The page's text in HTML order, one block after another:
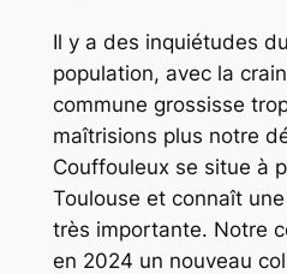
Il y a des inquiétudes
population, avec la
commune grossisse
maîtrisions plus notre
Couffouleux se situe à
Toulouse et connaît
très importante. Notre
en 2024 un nouveau